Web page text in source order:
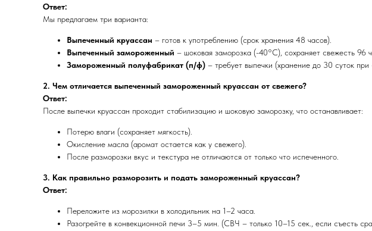
Ответ:
Мы предлагаем три варианта:
Выпеченный круассан – готов к употреблению (срок хранения 48 часов).
Выпеченный замороженный – шоковая заморозка (-40°C), сохраняет свежесть 96
Замороженный полуфабрикат (п/ф) – требует выпечки (хранение до 30 суток при
2. Чем отличается выпеченный замороженный круассан от свежего?
Ответ:
После выпечки круассан проходит стабилизацию и шоковую заморозку, что останавливает:
Потерю влаги (сохраняет мягкость).
Окисление масла (аромат остается как у свежего).
После разморозки вкус и текстура не отличаются от только что испеченного.
3. Как правильно разморозить и подать замороженный круассан?
Ответ:
Переложите из морозилки в холодильник на 1–2 часа.
Разогрейте в конвекционной печи 3–5 мин. (СВЧ – только 10–15 сек., если съесть